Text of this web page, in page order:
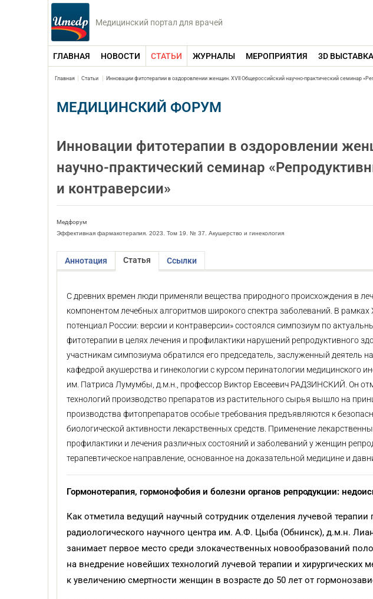
Медицинский портал для врачей
ГЛАВНАЯ НОВОСТИ СТАТЬИ ЖУРНАЛЫ МЕРОПРИЯТИЯ 3D ВЫСТАВКА
Главная Статьи Инновации фитотерапии в оздоровлении женщин. XVII Общероссийский научно-практический семинар
МЕДИЦИНСКИЙ ФОРУМ
Инновации фитотерапии в оздоровлении
научно-практический семинар
и контраверсии»
Медфорум
Эффективная фармакотерапия. 2023. Том 19. № 37. Акушерство и гинекология
Аннотация Статья Ссылки
С древних времен люди применяли вещества природного происхождения в
компонентом лечебных алгоритмов широкого спектра заболеваний. В
потенциал России: версии и контраверсии» состоялся симпозиум по
фитотерапии в целях лечения и профилактики нарушений репродуктивного
участникам симпозиума обратился его председатель, заслуженный деятель
кафедрой акушерства и гинекологии с курсом перинатологии медицинского
им. Патриса Лумумбы, д.м.н., профессор Виктор Евсеевич РАДЗИНСКИЙ. Он
технологий производство препаратов из растительного сырья вышло на
производства фитопрепаратов особые требования предъявляются к
биологической активности лекарственных средств. Применение
профилактики и лечения различных состояний и заболеваний у женщин
терапевтическое направление, основанное на доказательной медицине и
Гормонотерапия, гормонофобия и болезни органов репродукции:
Как отметила ведущий научный сотрудник отделения лучевой
радиологического научного центра им. А.Ф. Цыба (Обнинск), д.м.н.
занимает первое место среди злокачественных новообразований
на внедрение новейших технологий лучевой терапии и хирургических
к увеличению смертности женщин в возрасте до 50 лет от